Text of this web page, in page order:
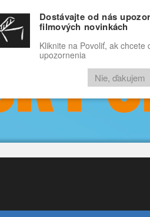
Funny Docu
VIDEÁ FILMY
Dostávajte od nás
filmových novinkách
Kliknite na Povoliť, ak chcete
upozornenia
Nie, ďakujem